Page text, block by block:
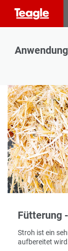
Fütterung
Stroh ist ein
aufbereitet